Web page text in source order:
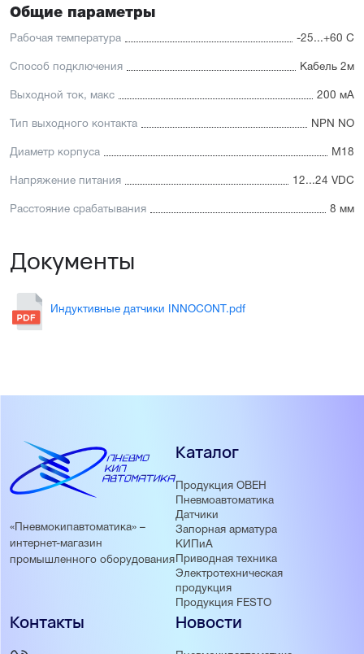
Общие параметры
Рабочая температура -25...+60 С
Способ подключения Кабель 2м
Выходной ток, макс 200 мА
Тип выходного контакта NPN NO
Диаметр корпуса М18
Напряжение питания 12...24 VDC
Расстояние срабатывания 8 мм
Документы
Индуктивные датчики INNOCONT.pdf
«Пневмокипавтоматика» –
интернет-магазин
промышленного оборудования
Каталог
Продукция ОВЕН
Пневмоавтоматика
Датчики
Запорная арматура
КИПиА
Приводная техника
Электротехническая
продукция
Продукция FESTO
Новости
Контакты